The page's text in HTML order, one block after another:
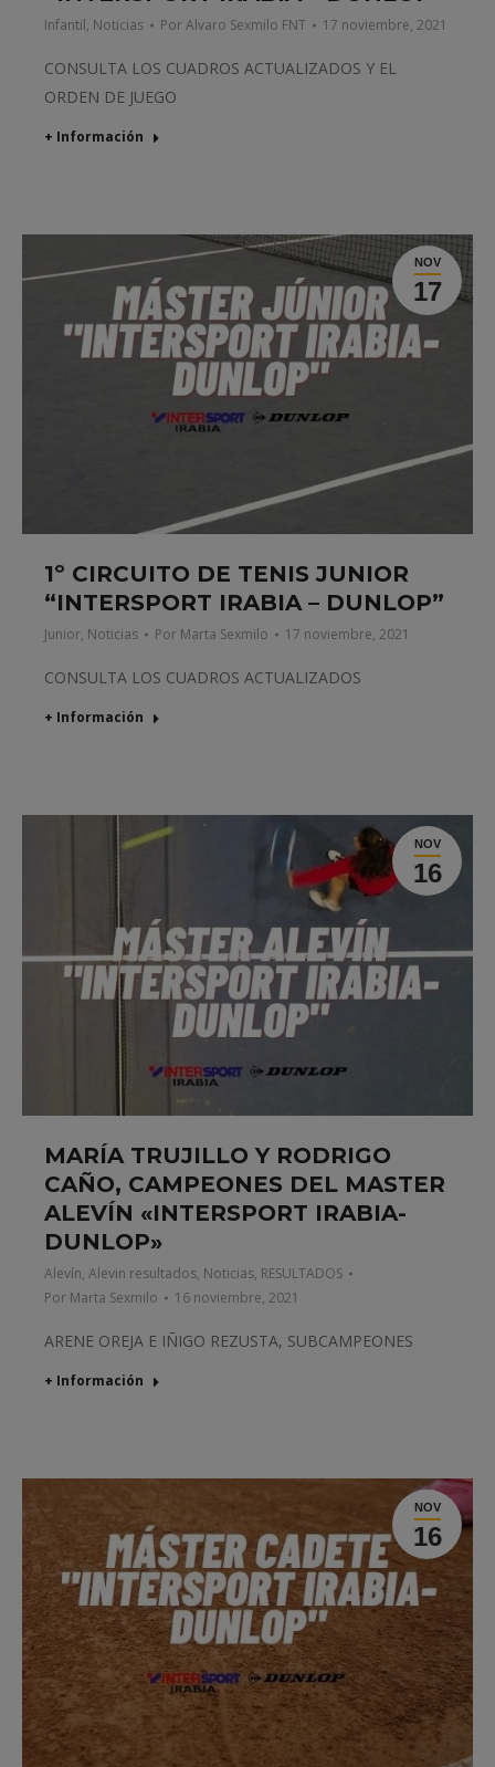
Infantil, Noticias PorAlvaro Sexmilo FNT 17 noviembre, 2021
CONSULTA LOS CUADROS ACTUALIZADOS Y EL
ORDEN DE JUEGO
+ Información
NOV
17
1º CIRCUITO DE TENIS JUNIOR
“INTERSPORT IRABIA – DUNLOP”
Junior, Noticias Por Marta Sexmilo 17 noviembre, 2021
CONSULTA LOS CUADROS ACTUALIZADOS
+ Información
NOV
16
MARÍA TRUJILLO Y RODRIGO
CAÑO, CAMPEONES DEL MASTER
ALEVÍN «INTERSPORT IRABIA-
DUNLOP»
Alevín, Alevin resultados, Noticias, RESULTADOS
Por Marta Sexmilo 16 noviembre, 2021
ARENE OREJA E IÑIGO REZUSTA, SUBCAMPEONES
+ Información
NOV
16